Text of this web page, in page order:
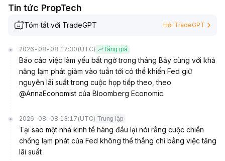
Tin tức PropTech
Tóm tắt với TradeGPT Hỏi TradeGPT
2026-08-08 17:30 (UTC) Tăng giá
Báo cáo việc làm yếu bất ngờ trong tháng Bảy cùng với khả
năng lạm phát giảm vào tuần tới có thể khiến Fed giữ
nguyên lãi suất trong cuộc họp tiếp theo, theo
@AnnaEconomist của Bloomberg Economic.
2026-08-08 13:17 (UTC) Trung lập
Tại sao một nhà kinh tế hàng đầu lại nói rằng cuộc chiến
chống lạm phát của Fed không thể thắng chỉ bằng việc tăng
lãi suất